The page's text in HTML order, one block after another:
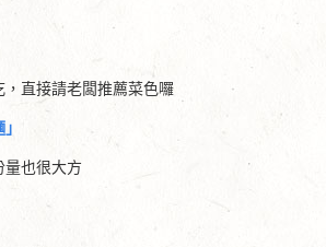
直接請老闆推薦菜色囉
量也很大方